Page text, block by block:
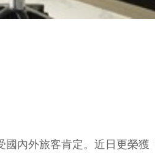
內外旅客肯定。近日更榮獲